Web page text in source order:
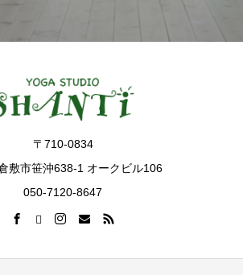
〒710-0834
敷市笹沖638-1 オークビル106
050-7120-8647